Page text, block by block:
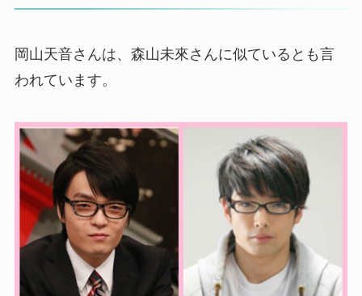
岡山天音さんは、森山未來さんに似ているとも言
われています。